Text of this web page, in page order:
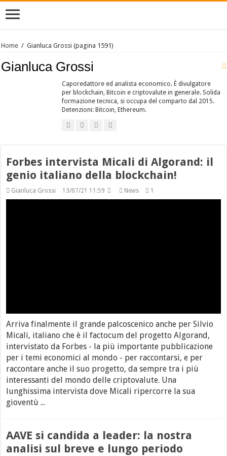
Home / Gianluca Grossi (pagina 1591)
Gianluca Grossi
Caporedattore ed analista economico. È divulgatore
per blockchain, Bitcoin e criptovalute in generale. Solida
formazione tecnica, si occupa del comparto dal 2015.
Detenzioni: Bitcoin, Ethereum.
Forbes intervista Micali di Algorand: il
genio italiano della blockchain!
Gianluca Grossi 13/07/21 11:59 News 1
Arriva finalmente il grande palcoscenico anche per Silvio
Micali, italiano che è il factocum del progetto Algorand,
intervistato da Forbes - la più importante pubblicazione
per i temi economici al mondo - per raccontarsi, e per
raccontare anche il suo progetto, da sempre tra i più
interessanti del mondo delle criptovalute. Una
lunghissima intervista dove Micali ripercorre la sua
gioventù ...
AAVE si candida a leader: la nostra
analisi sul breve e lungo periodo